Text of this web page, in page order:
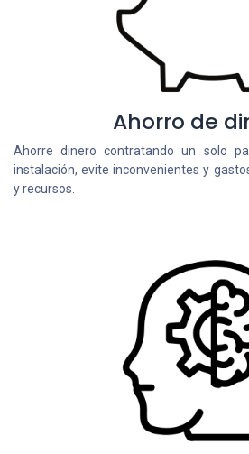
Ahorro de
Ahorre dinero contratando un solo
instalación, evite inconvenientes y
y recursos.